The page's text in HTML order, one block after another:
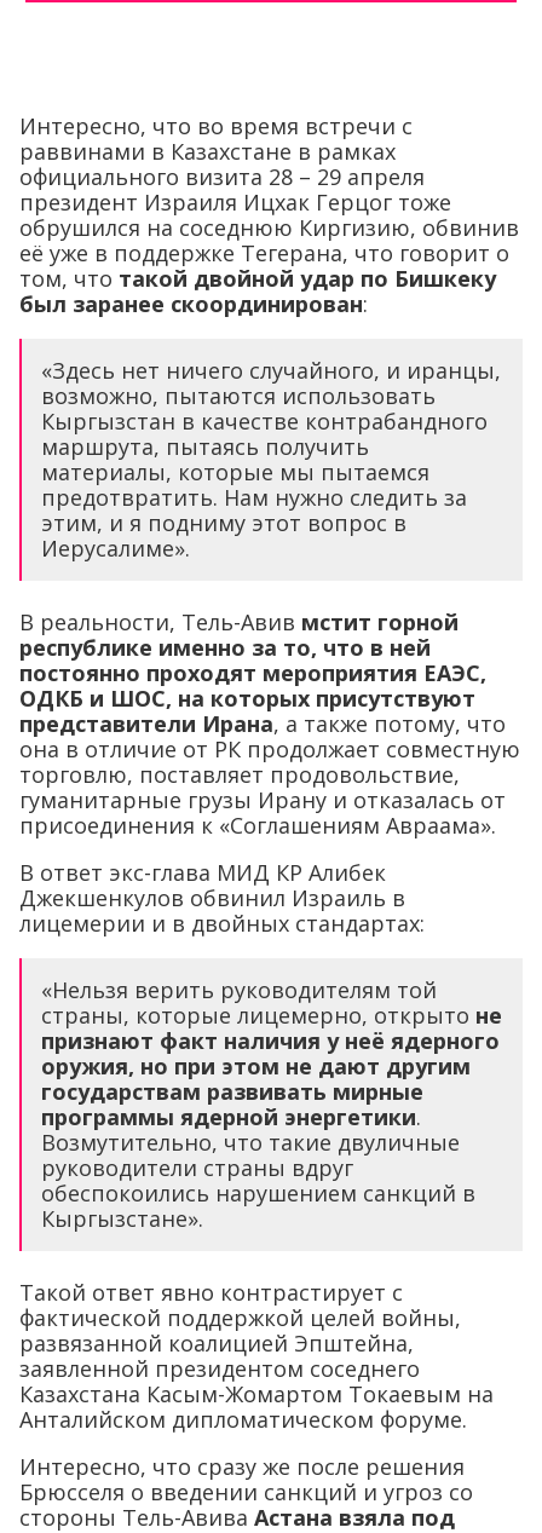
Интересно, что во время встречи с
раввинами в Казахстане в рамках
официального визита 28 – 29 апреля
президент Израиля Ицхак Герцог тоже
обрушился на соседнюю Киргизию, обвинив
её уже в поддержке Тегерана, что говорит о
том, что такой двойной удар по Бишкеку
был заранее скоординирован:
«Здесь нет ничего случайного, и иранцы,
возможно, пытаются использовать
Кыргызстан в качестве контрабандного
маршрута, пытаясь получить
материалы, которые мы пытаемся
предотвратить. Нам нужно следить за
этим, и я подниму этот вопрос в
Иерусалиме».
В реальности, Тель-Авив мстит горной
республике именно за то, что в ней
постоянно проходят мероприятия ЕАЭС,
ОДКБ и ШОС, на которых присутствуют
представители Ирана, а также потому, что
она в отличие от РК продолжает совместную
торговлю, поставляет продовольствие,
гуманитарные грузы Ирану и отказалась от
присоединения к «Соглашениям Авраама».
В ответ экс-глава МИД КР Алибек
Джекшенкулов обвинил Израиль в
лицемерии и в двойных стандартах:
«Нельзя верить руководителям той
страны, которые лицемерно, открыто не
признают факт наличия у неё ядерного
оружия, но при этом не дают другим
государствам развивать мирные
программы ядерной энергетики.
Возмутительно, что такие двуличные
руководители страны вдруг
обеспокоились нарушением санкций в
Кыргызстане».
Такой ответ явно контрастирует с
фактической поддержкой целей войны,
развязанной коалицией Эпштейна,
заявленной президентом соседнего
Казахстана Касым-Жомартом Токаевым на
Анталийском дипломатическом форуме.
Интересно, что сразу же после решения
Брюсселя о введении санкций и угроз со
стороны Тель-Авива Астана взяла под